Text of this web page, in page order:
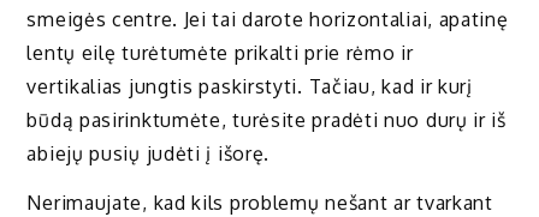
smeigės centre. Jei tai darote horizontaliai, apatinę
lentų eilę turėtumėte prikalti prie rėmo ir
vertikalias jungtis paskirstyti. Tačiau, kad ir kurį
būdą pasirinktumėte, turėsite pradėti nuo durų ir iš
abiejų pusių judėti į išorę.
Nerimaujate, kad kils problemų nešant ar tvarkant